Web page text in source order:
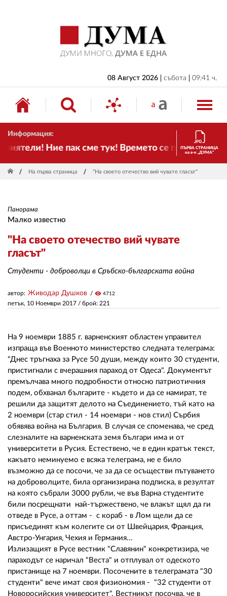
08 Август 2026 събота 09:41 ч.
Информация:
Ние пак сме тук! Времето се променя иПЪРВА СТРАНИЦА
на в-к „ДУМА“
На първа страница "На своето отечество вий чувате гласът"
Панорама
Малко известно
"На своето отечество вий чувате
гласът"
Студенти - доброволци в Сръбско-българската война
петък, 10 Ноември 2017 / брой: 221
автор: Живодар Душков visibility 4712
На 9 ноември 1885 г. варненският областен управител
изпраща във Военното министерство следната телеграма:
"Днес тръгнаха за Русе 50 души, между които 30 студенти,
пристигнали с вчерашния параход от Одеса". Документът
премълчава много подробности относно патриотичния
подем, обхванал българите - където и да се намират, те
решили да защитят делото на Съединението, тъй като на
2 ноември (стар стил - 14 ноември - нов стил) Сърбия
обявява война на България. В случая се споменава, че сред
слезналите на варненската земя българи има и от
университети в Русия. Естествено, че в един кратък текст,
какъвто неминуемо е всяка телеграма, не е било
възможно да се посочи, че за да се осъществи пътуването
на доброволците, била организирана подписка, в резултат
на която събрали 3000 рубли, че във Варна студентите
били посрещнати най-тържествено, че влакът щял да ги
отведе в Русе, а оттам - с кораб - в Лом щели да се
присъединят към колегите си от Швейцария, Франция,
Австро-Унгария, Чехия и Германия...
Излизащият в Русе вестник "Славянин" конкретизира, че
параходът се наричал "Веста" и отплувал от одеското
пристанище на 7 ноември. Посочените в телеграмата "30
студенти" вече имат своя физиономия - "32 студенти от
Новоросийския университет". Вестникът посочва, че в
БЪЛГАРИЯ
ИКОНОМИКА
ИЗБОРИ
СВЯТ
АВТОРИ
РЕДАКЦИЯ
РЕКЛАМА
АБОНАМЕНТ
УСЛОВИЯ ЗА ПОЛЗВАНЕ
ПОЛИТИКА ЗА БИСКВИТКИТЕ
ПОЛИТИКАТА ЗА
ПОВЕРИТЕЛНОСТ
02 975 20 35